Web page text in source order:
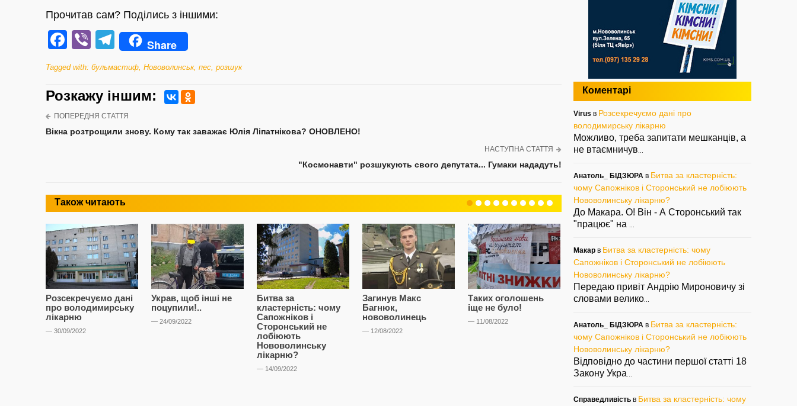
Прочитав сам? Поділись з іншими:
Facebook
ViberTelegram
Share
Tagged with: бульмастиф, Нововолинськ, пес, розшук
Розкажу iншим:
ПОПЕРЕДНЯ СТАТТЯ
Вікна розтрощили знову. Кому так заважає Юлія Ліпатнікова? ОНОВЛЕНО!
НАСТУПНА СТАТТЯ
"Космонавти" розшукують свого депутата... Гумаки нададуть!
Також читають
Розсекречуємо дані
про володимирську
лікарню
— 30/09/2022
Украв, щоб інші не
поцупили!..
— 24/09/2022
Битва за
кластерність: чому
Сапожніков і
Сторонський не
лобіюють
Нововолинську
лікарню?
— 14/09/2022
Загинув Макс
Багнюк,
нововолинець
— 12/08/2022
Таких оголошень
іще не було!
— 11/08/2022
Цупив породу, знову
— 05/08/2022
підготуватись?
— 02/08/2022
Коментарі
Virus в Розсекречуємо дані про
володимирську лікарню
Можливо, треба запитати мешканців, а
не втаємничув
Анатоль_ БІДЗЮРА в Битва за кластерність:
чому Сапожніков і Сторонський не лобіюють
Нововолинську лікарню?
До Макара. О! Він - А Сторонський так
"працює" на
Макар в Битва за кластерність: чому
Сапожніков і Сторонський не лобіюють
Нововолинську лікарню?
Передаю привіт Андрію Мироновичу зі
словами велико
Анатоль_ БІДЗЮРА в Битва за кластерність:
чому Сапожніков і Сторонський не лобіюють
Нововолинську лікарню?
Відповідно до частини першої статті 18
Закону Укра
Справедливість в Битва за кластерність: чому